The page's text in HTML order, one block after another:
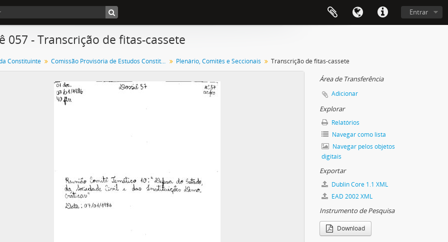
Entrar
057 - Transcrição de fitas-cassete
Constituinte Comissão Provisória de Estudos Constitucionais Plenário, Comitês e Seccionais Transcrição de fitas-cassete
Área de Transferência
Adicionar
Explorar
Relatórios
Navegar como lista
Navegar pelos objetos
digitais
Exportar
Dublin Core 1.1 XML
EAD 2002 XML
Instrumento de Pesquisa
Download